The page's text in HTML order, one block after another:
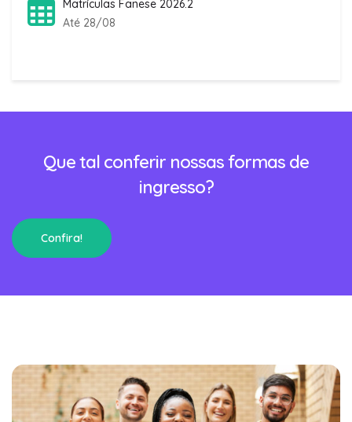
Matrículas Fanese 2026.2
Até 28/08
Que tal conferir nossas formas de
ingresso?
Confira!